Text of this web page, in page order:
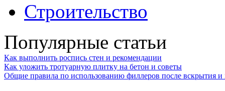
Строительство
Популярные статьи
Как выполнить роспись стен и рекомендации
Как уложить тротуарную плитку на бетон и советы
Общие правила по использованию филлеров после вскрытия и